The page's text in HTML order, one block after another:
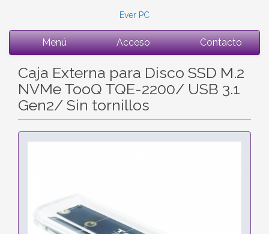
Ever PC
Menú Acceso Contacto
Caja Externa para Disco SSD M.2
NVMe TooQ TQE-2200/ USB 3.1
Gen2/ Sin tornillos